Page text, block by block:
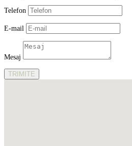
Telefon
E-mail
Mesaj
TRIMITE